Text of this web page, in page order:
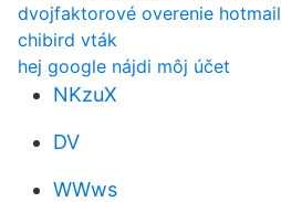
dvojfaktorové overenie hotmail
chibird vták
hej google nájdi môj účet
NKzuX
DV
WWws